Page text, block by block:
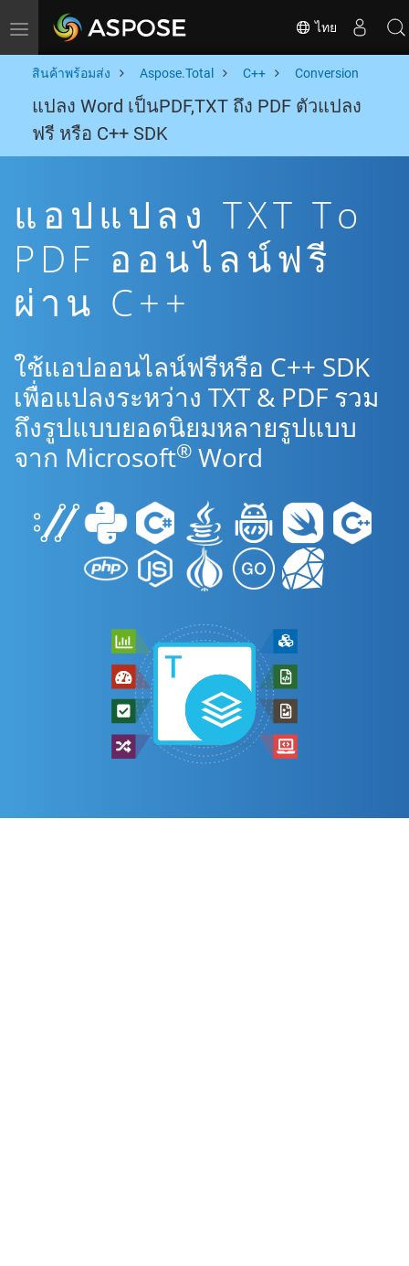
Toggle navigation ไทย
สินค้าพร้อมส่ง Aspose.Total C++ Conversion
แปลง Word เป็นPDF,TXT ถึง PDF ตัวแปลง
ฟรี หรือ C++ SDK
แอปแปลง TXT To
PDF ออนไลน์ฟรี
ผ่าน C++
ใช้แอปออนไลน์ฟรีหรือ C++ SDK
เพื่อแปลงระหว่าง TXT & PDF รวม
ถึงรูปแบบยอดนิยมหลายรูปแบบ
จาก Microsoft® Word